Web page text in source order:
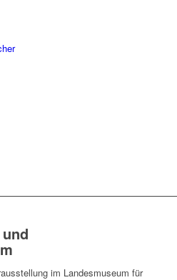
im Landesmuseum für